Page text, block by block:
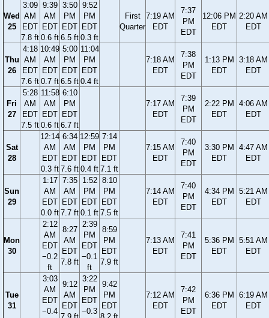
Wed
25
3:09
AM
EDT
7.8 ft
9:39
AM
EDT
0.6 ft
3:50
PM
EDT
6.5 ft
9:52
PM
EDT
0.3 ft
First
Quarter
7:19 AM
EDT
7:37
PM
EDT
12:06 PM
EDT
2:20 AM
EDT
Thu
26
4:18
AM
EDT
7.6 ft
10:49
AM
EDT
0.7 ft
5:00
PM
EDT
6.5 ft
11:04
PM
EDT
0.4 ft
7:18 AM
EDT
7:38
PM
EDT
1:13 PM
EDT
3:18 AM
EDT
Fri
27
5:28
AM
EDT
7.5 ft
11:58
AM
EDT
0.6 ft
6:10
PM
EDT
6.7 ft
7:17 AM
EDT
7:39
PM
EDT
2:22 PM
EDT
4:06 AM
EDT
Sat
28
12:14
AM
EDT
0.3 ft
6:34
AM
EDT
7.6 ft
12:59
PM
EDT
0.4 ft
7:14
PM
EDT
7.1 ft
7:15 AM
EDT
7:40
PM
EDT
3:30 PM
EDT
4:47 AM
EDT
Sun
29
1:17
AM
EDT
0.0 ft
7:35
AM
EDT
7.7 ft
1:52
PM
EDT
0.1 ft
8:10
PM
EDT
7.5 ft
7:14 AM
EDT
7:40
PM
EDT
4:34 PM
EDT
5:21 AM
EDT
Mon
30
2:12
AM
EDT
−0.2
ft
8:27
AM
EDT
7.8 ft
2:39
PM
EDT
−0.1
ft
8:59
PM
EDT
7.9 ft
7:13 AM
EDT
7:41
PM
EDT
5:36 PM
EDT
5:51 AM
EDT
Tue
31
3:03
AM
EDT
−0.4
9:12
AM
EDT
3:22
PM
EDT
−0.3
9:42
PM
EDT
7:12 AM
EDT
7:42
PM
EDT
6:36 PM
EDT
6:19 AM
EDT